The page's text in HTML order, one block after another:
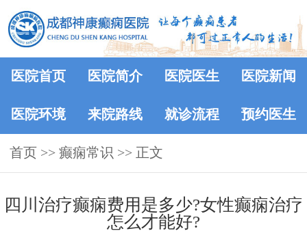
医院首页 医院简介 医院医生 医院新闻
医院环境 来院路线 就诊流程 预约医生
首页 >> 癫痫常识 >> 正文
四川治疗癫痫费用是多少?女性癫痫治疗
怎么才能好?